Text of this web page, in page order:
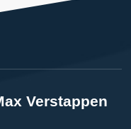
Verstappen